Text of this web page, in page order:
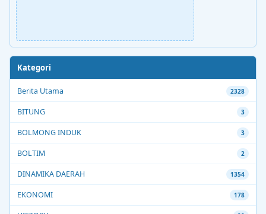
Kategori
Berita Utama 2328
BITUNG 3
BOLMONG INDUK 3
BOLTIM 2
DINAMIKA DAERAH 1354
EKONOMI 178